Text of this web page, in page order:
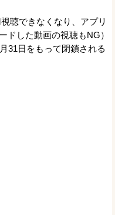
聴できなくなり、アプリ
ドした動画の視聴もNG）
31日をもって閉鎖される